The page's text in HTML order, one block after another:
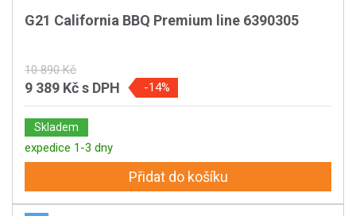
G21 California BBQ Premium line 6390305
10 890 Kč
9 389 Kčs DPH -14%
Skladem
expedice 1-3 dny
Přidat do košíku